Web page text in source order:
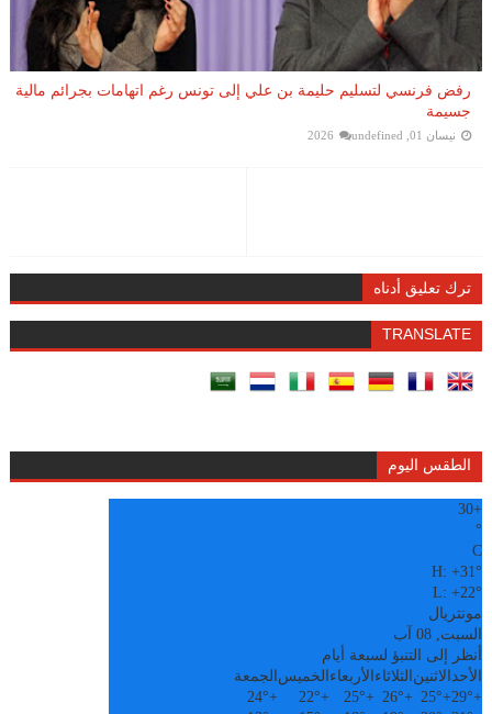
رفض فرنسي لتسليم حليمة بن علي إلى تونس رغم اتهامات بجرائم مالية
جسيمة
نيسان 01, 2026 undefined
ترك تعليق أدناه
TRANSLATE
الطقس اليوم
+
30
°
C
H:+31°
L:+22°
مونتريال
السبت, 08 آب
أنظر إلى التنبؤ لسبعة أيام
الأحدالاثنين الثلاثاء الأربعاء الخميس الجمعة
+
29°
+
25°
+
26°
+
25°
+
22°
+
24°